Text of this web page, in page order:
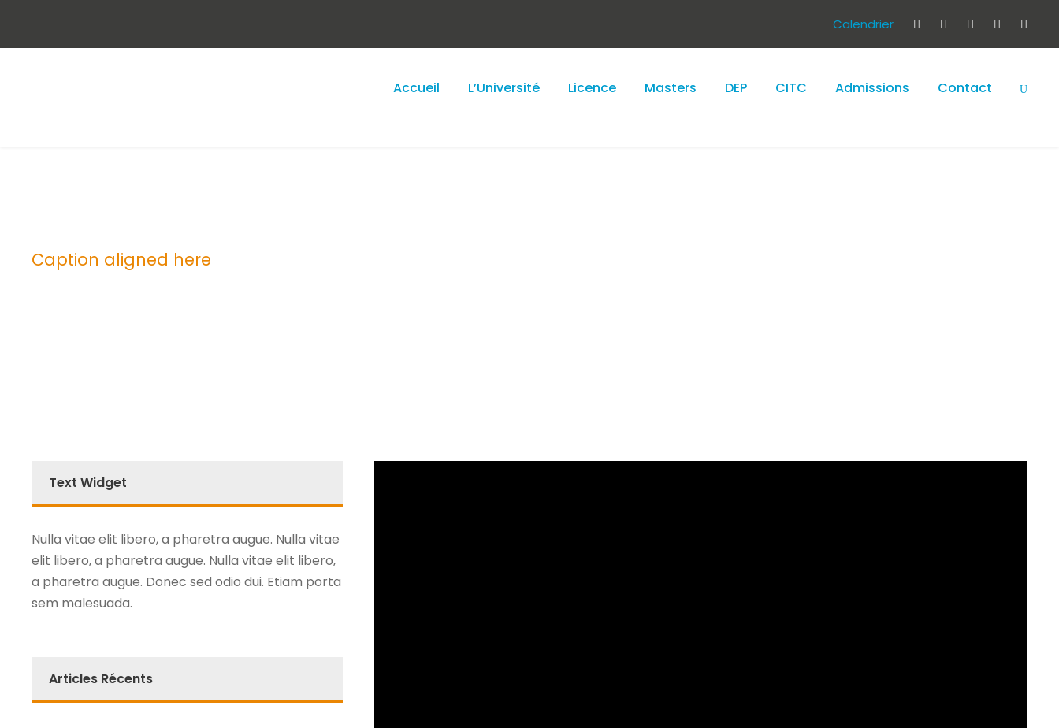
Calendrier
Accueil L’Université Licence Masters DEP CITC Admissions Contact
Caption aligned here
Text Widget
Nulla vitae elit libero, a pharetra augue. Nulla vitae
elit libero, a pharetra augue. Nulla vitae elit libero,
a pharetra augue. Donec sed odio dui. Etiam porta
sem malesuada.
Articles Récents